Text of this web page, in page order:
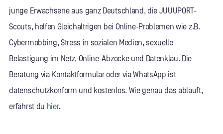
junge Erwachsene aus ganz Deutschland, die JUUUPORT-
Scouts, helfen Gleichaltrigen bei Online-Problemen wie z.B.
Cybermobbing, Stress in sozialen Medien, sexuelle
Belästigung im Netz, Online-Abzocke und Datenklau. Die
Beratung via Kontaktformular oder via WhatsApp ist
datenschutzkonform und kostenlos. Wie genau das abläuft,
erfährst du hier.